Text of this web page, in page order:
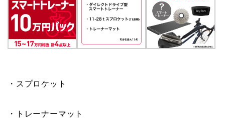
・スプロケット
・トレーナーマット